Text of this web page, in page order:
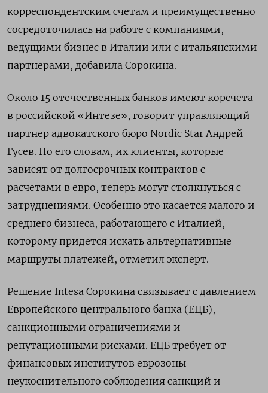
корреспондентским счетам и преимущественно
сосредоточилась на работе с компаниями,
ведущими бизнес в Италии или с итальянскими
партнерами, добавила Сорокина.
Около 15 отечественных банков имеют корсчета
в российской «Интезе», говорит управляющий
партнер адвокатского бюро Nordic Star Андрей
Гусев. По его словам, их клиенты, которые
зависят от долгосрочных контрактов с
расчетами в евро, теперь могут столкнуться с
затруднениями. Особенно это касается малого и
среднего бизнеса, работающего с Италией,
которому придется искать альтернативные
маршруты платежей, отметил эксперт.
Решение Intesa Сорокина связывает с давлением
Европейского центрального банка (ЕЦБ),
санкционными ограничениями и
репутационными рисками. ЕЦБ требует от
финансовых институтов еврозоны
неукоснительного соблюдения санкций и